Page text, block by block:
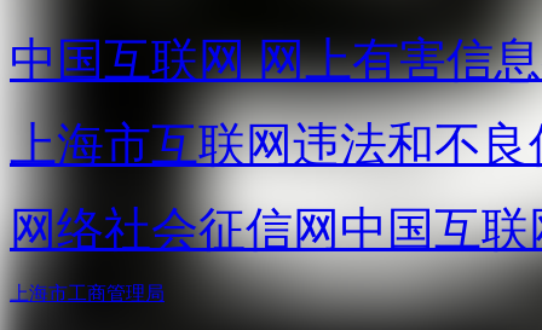
中国互联网 网上有害信
上海市互联网违法和不
网络社会征信网中国互
上海市工商管理局